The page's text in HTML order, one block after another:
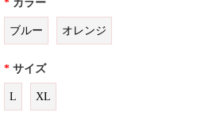
* カラー
ブルー オレンジ
* サイズ
L XL